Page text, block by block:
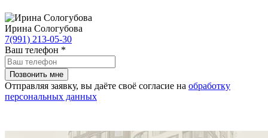
Ирина Сологубова
7(991) 213-05-30
Ваш телефон *
Отправляя заявку, вы даёте своё согласие на обработку
персональных данных